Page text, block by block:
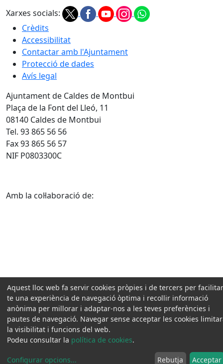
Xarxes socials:
Crèdits
Accessibilitat
Contactar amb l'Ajuntament
Protecció de dades
Avís legal
Ajuntament de Caldes de Montbui
Plaça de la Font del Lleó, 11
08140 Caldes de Montbui
Tel. 93 865 56 56
Fax 93 865 56 57
NIF P0803300C
Amb la col·laboració de:
Aquest lloc web fa servir cookies pròpies i de tercers per
te una experiència de navegació òptima i recollir informació
anònima per millorar i adaptar-nos a les teves preferències i
pautes de navegació. Navegar sense acceptar les cookies
la visibilitat i funcions del web.
Podeu consultar la política de cookies.
Configurar opcions... Rebutja Acceptar